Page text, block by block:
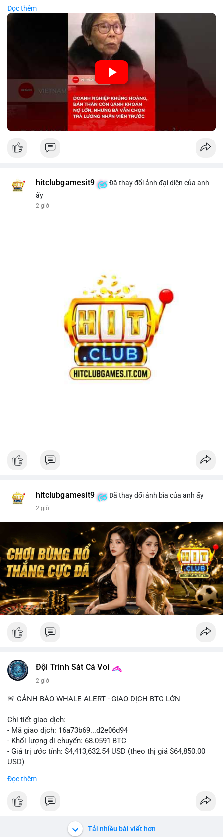
biến động giá digital asset. Bàn vấn chuyển hướng tập trung
vào nhân lực, cho thấy chiến lược giảm chi phí hoặc điều chỉnh
mô hình kinh doanh. Điều này có thể ảnh hưởng đến thị trường
crypto và các doanh nghiệp liên quan trong tương lai.
🎥 Xem video trực tiếp tại:
Nguồn: KIEN THUC KINH TE
Đọc thêm
hitclubgamesit9
Đã thay đổi ảnh đại diện của anh
ấy
2 giờ
hitclubgamesit9 Đã thay đổi ảnh bìa của anh ấy
2 giờ
Đội Trinh Sát Cá Voi
2 giờ
🚨 CẢNH BÁO WHALE ALERT - GIAO DỊCH BTC LỚN
Chi tiết giao dịch:
- Mã giao dịch: 16a73b69...d2e06d94
- Khối lượng di chuyển: 68.0591 BTC
- Giá trị ước tính: $4,413,632.54 USD (theo thị giá $64,850.00
USD)
luân chuyển trong một giao dịch duy nhất cho thấy dấu hiệu
mức giá dao động quanh vùng $64,850, hành vi này có thể là
bước chuẩn bị cho một lệnh bán lớn trên sàn tập trung, tạo áp
Đọc thêm
Tải nhiều bài viết hơn